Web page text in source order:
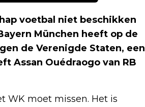
voetbal niet beschikken
München heeft op de
de Verenigde Staten, een
Assan Ouédraogo van RB
WK moet missen. Het is